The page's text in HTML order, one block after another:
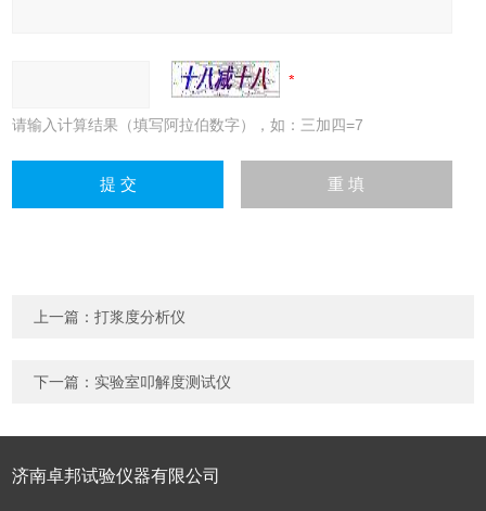
请输入计算结果（填写阿拉伯数字），如：三加四=7
上一篇：打浆度分析仪
下一篇： 实验室叩解度测试仪
济南卓邦试验仪器有限公司